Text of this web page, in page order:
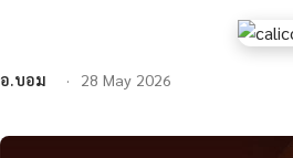
อ.บอม 28 May 2026